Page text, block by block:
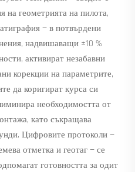
на геометрията на пилота,
— в потвърдени
надвишаващи ±10 %
активират незабавни
корекции на параметрите,
да коригират курса си
необходимостта от
като съкращава
Цифровите протоколи —
отметка и геотаг — се
готовността за одит